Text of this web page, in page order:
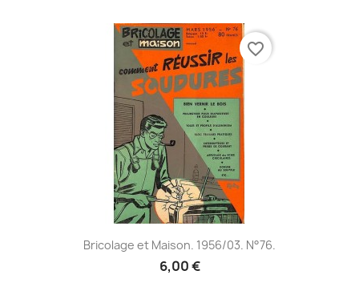
Bricolage et Maison. 1956/03. N°76.
6,00 €
favorite_border